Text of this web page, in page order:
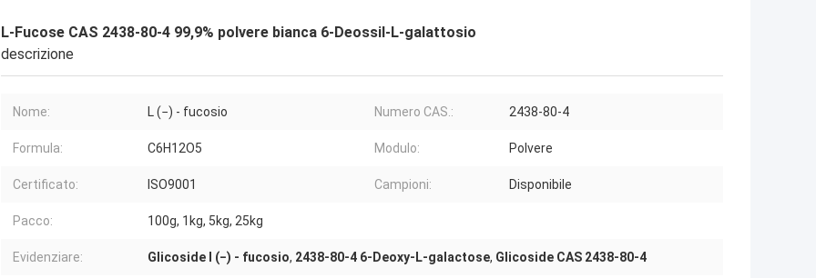
L-Fucose CAS 2438-80-4 99,9% polvere bianca 6-Deossil-L-galattosio
descrizione
Nome: L (−) - fucosio Numero CAS.: 2438-80-4
Formula: C6H12O5 Modulo: Polvere
Certificato: ISO9001 Campioni: Disponibile
Pacco: 100g, 1kg, 5kg, 25kg
Evidenziare: Glicoside l (−) - fucosio, 2438-80-4 6-Deoxy-L-galactose, Glicoside CAS 2438-80-4